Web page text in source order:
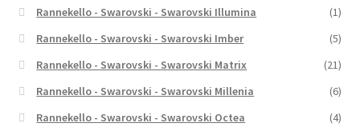
Rannekello - Swarovski - Swarovski Illumina
(1)
Rannekello - Swarovski - Swarovski Imber
(5)
Rannekello - Swarovski - Swarovski Matrix
(21)
Rannekello - Swarovski - Swarovski Millenia
(6)
Rannekello - Swarovski - Swarovski Octea
(4)